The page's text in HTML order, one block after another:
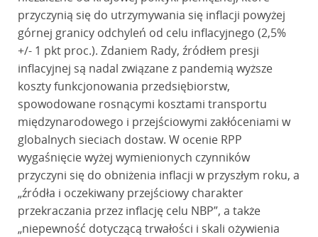
przyczynią się do utrzymywania się inflacji powyżej
górnej granicy odchyleń od celu inflacyjnego (2,5%
+/- 1 pkt proc.). Zdaniem Rady, źródłem presji
inflacyjnej są nadal związane z pandemią wyższe
koszty funkcjonowania przedsiębiorstw,
spowodowane rosnącymi kosztami transportu
międzynarodowego i przejściowymi zakłóceniami w
globalnych sieciach dostaw. W ocenie RPP
wygaśnięcie wyżej wymienionych czynników
przyczyni się do obniżenia inflacji w przyszłym roku, a
„źródła i oczekiwany przejściowy charakter
przekraczania przez inflację celu NBP”, a także
„niepewność dotyczącą trwałości i skali ożywienia